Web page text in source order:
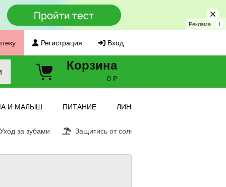
Реклама i
Регистрация Вход
Корзина
0 ₽
И МАЛЫШ ПИТАНИЕ ЛИНЗЫ
Уход за зубами Защитись от солнца